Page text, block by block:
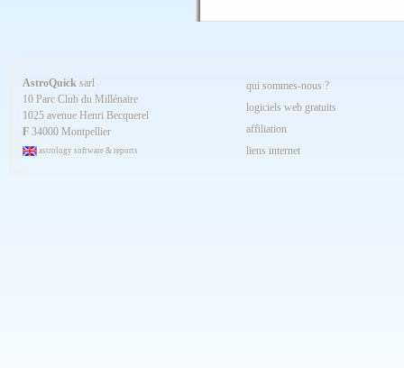
AstroQuick sarl
10 Parc Club du Millénaire
1025 avenue Henri Becquerel
F 34000 Montpellier
astrology software & reports
qui sommes-nous ?
logiciels web gratuits
affiliation
liens internet